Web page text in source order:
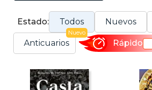
Estado: Todos Nuevos
Anticuarios
Nuevo
Rápido